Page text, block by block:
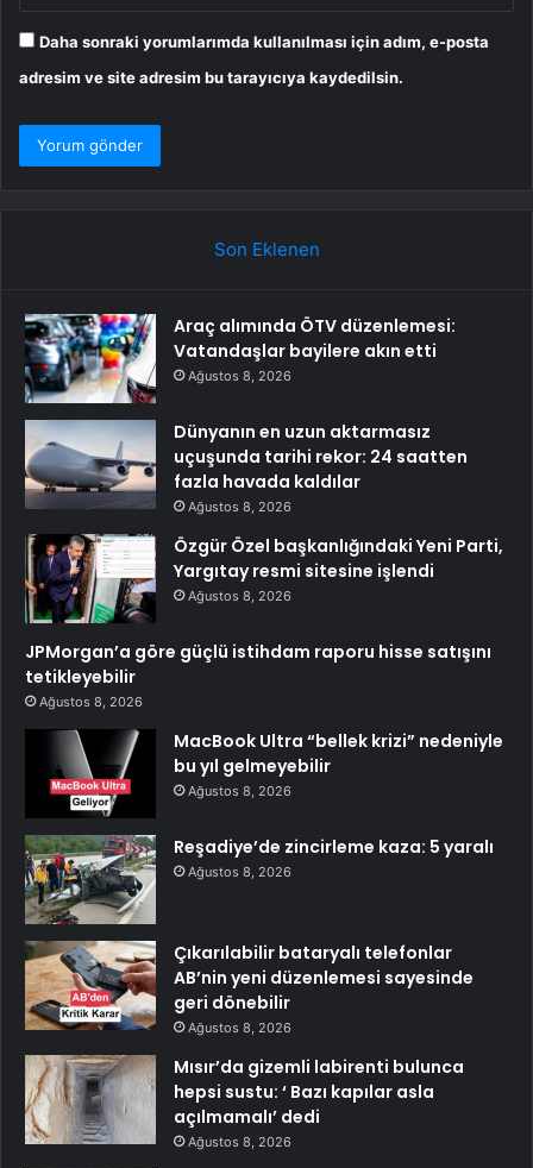
Daha sonraki yorumlarımda kullanılması için adım, e-posta
adresim ve site adresim bu tarayıcıya kaydedilsin.
Son Eklenen
Araç alımında ÖTV düzenlemesi:
Vatandaşlar bayilere akın etti
Ağustos 8, 2026
Dünyanın en uzun aktarmasız
uçuşunda tarihi rekor: 24 saatten
fazla havada kaldılar
Ağustos 8, 2026
Özgür Özel başkanlığındaki Yeni Parti,
Yargıtay resmi sitesine işlendi
Ağustos 8, 2026
JPMorgan’a göre güçlü istihdam raporu hisse satışını
tetikleyebilir
Ağustos 8, 2026
MacBook Ultra “bellek krizi” nedeniyle
bu yıl gelmeyebilir
Ağustos 8, 2026
Reşadiye’de zincirleme kaza: 5 yaralı
Ağustos 8, 2026
Çıkarılabilir bataryalı telefonlar
AB’nin yeni düzenlemesi sayesinde
geri dönebilir
Ağustos 8, 2026
Mısır’da gizemli labirenti bulunca
hepsi sustu: ‘ Bazı kapılar asla
açılmamalı’ dedi
Ağustos 8, 2026